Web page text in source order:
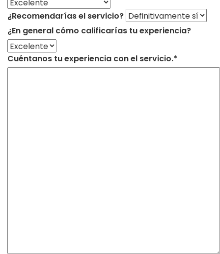
¿Recomendarías el servicio?
¿En general cómo calificarías tu experiencia?
Cuéntanos tu experiencia con el servicio.*